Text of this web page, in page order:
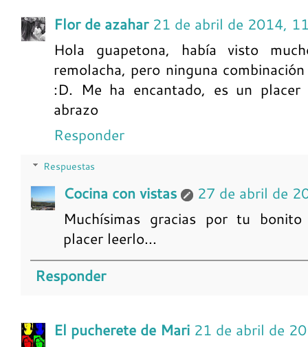
Flor de azahar 21 de abril de 2014,
Hola guapetona, había visto
remolacha, pero ninguna
:D. Me ha encantado, es un
abrazo
Responder
Respuestas
Cocina con vistas
27 de abril de
Muchísimas gracias por tu
placer leerlo...
Responder
El pucherete de Mari 21 de abril de